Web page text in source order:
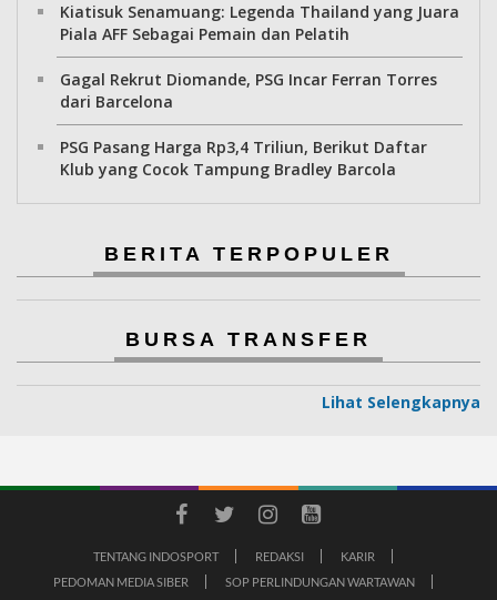
Kiatisuk Senamuang: Legenda Thailand yang Juara
Piala AFF Sebagai Pemain dan Pelatih
Gagal Rekrut Diomande, PSG Incar Ferran Torres
dari Barcelona
PSG Pasang Harga Rp3,4 Triliun, Berikut Daftar
Klub yang Cocok Tampung Bradley Barcola
BERITA TERPOPULER
BURSA TRANSFER
Lihat Selengkapnya
TENTANG INDOSPORT REDAKSI
KARIR
PEDOMAN MEDIA SIBER
SOP PERLINDUNGAN WARTAWAN